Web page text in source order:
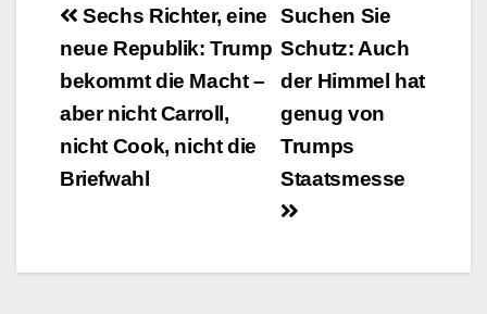
Beitrags-
Navigation
Suchen Sie
Schutz: Auch
der Himmel hat
genug von
Trumps
Staatsmesse
Sechs Richter, eine
neue Republik: Trump
bekommt die Macht –
aber nicht Carroll,
nicht Cook, nicht die
Briefwahl